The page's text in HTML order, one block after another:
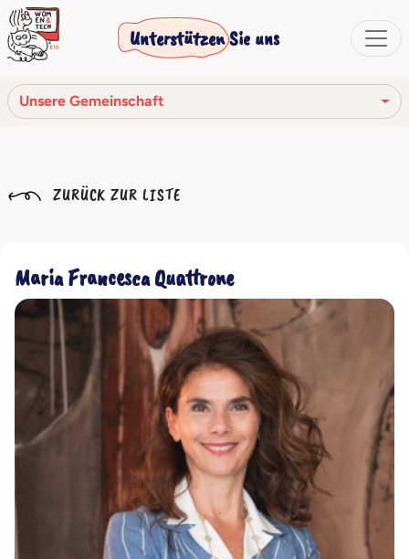
Unterstützen Sie uns
Unsere Gemeinschaft
Unsere Geschichte
Verhaltenskodex
Unser Netzwerk
Unsere Gemeinschaft
ZURÜCK ZUR LISTE
Maria Francesca Quattrone